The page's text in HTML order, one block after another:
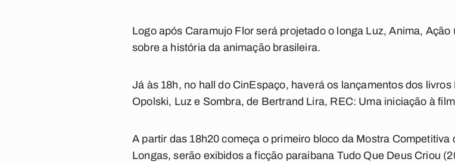
Logo após Caramujo Flor será projetado o longa Luz, Anima,
sobre a história da animação brasileira.
Já às 18h, no hall do CinEspaço, haverá os lançamentos dos
Opolski, Luz e Sombra, de Bertrand Lira, REC: Uma iniciação à
A partir das 18h20 começa o primeiro bloco da Mostra
Longas, serão exibidos a ficção paraibana Tudo Que Deus Criou